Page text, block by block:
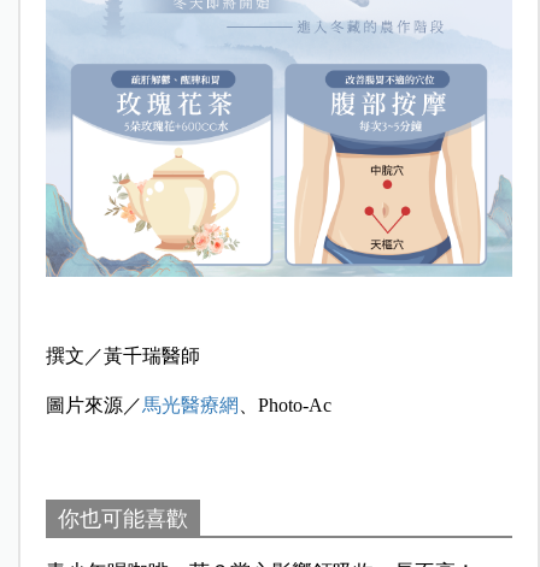
撰文／黃千瑞醫師
圖片來源／馬光醫療網 、Photo-Ac
你也可能喜歡